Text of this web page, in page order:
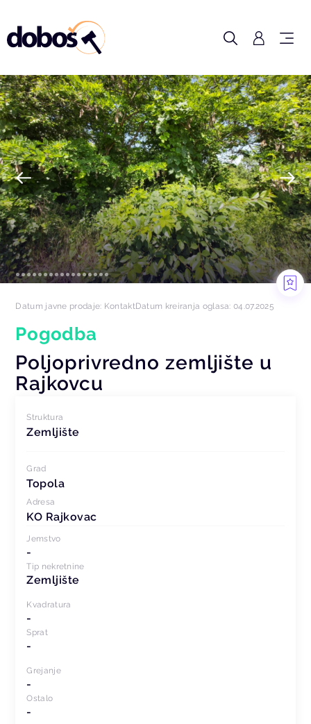
Datum javne prodaje: KontaktDatum kreiranja oglasa: 04.07.2025
Pogodba
Poljoprivredno zemljište u
Rajkovcu
Struktura
Zemljište
Grad
Topola
Adresa
KO Rajkovac
Jemstvo
-
Tip nekretnine
Zemljište
Kvadratura
-
Sprat
-
Grejanje
-
Ostalo
-